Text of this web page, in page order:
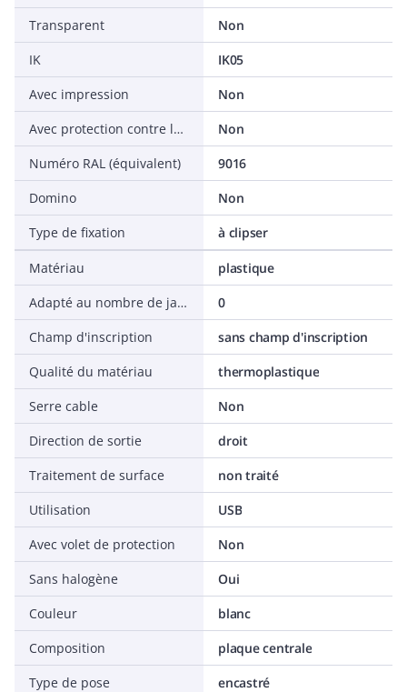
Transparent
Non
IK
IK05
Avec impression
Non
Avec protection contre la poussière
Non
Numéro RAL (équivalent)
9016
Domino
Non
Type de fixation
à clipser
Matériau
plastique
Adapté au nombre de jacks/coupleurs
0
Champ d'inscription
sans champ d'inscription
Qualité du matériau
thermoplastique
Serre cable
Non
Direction de sortie
droit
Traitement de surface
non traité
Utilisation
USB
Avec volet de protection
Non
Sans halogène
Oui
Couleur
blanc
Composition
plaque centrale
Type de pose
encastré